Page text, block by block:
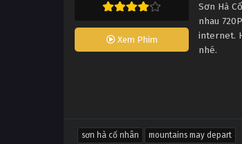
Xem Phim
Sơn Hà
nhau
internet.
nhé.
sơn hà cố nhân mountains may depart